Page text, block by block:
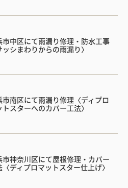
市中区にて雨漏り修理・防水工事
ッシまわりからの雨漏り〉
市南区にて雨漏り修理〈ディプロ
トスターへのカバー工法〉
市神奈川区にて屋根修理・カバー
〈ディプロマットスター仕上げ〉